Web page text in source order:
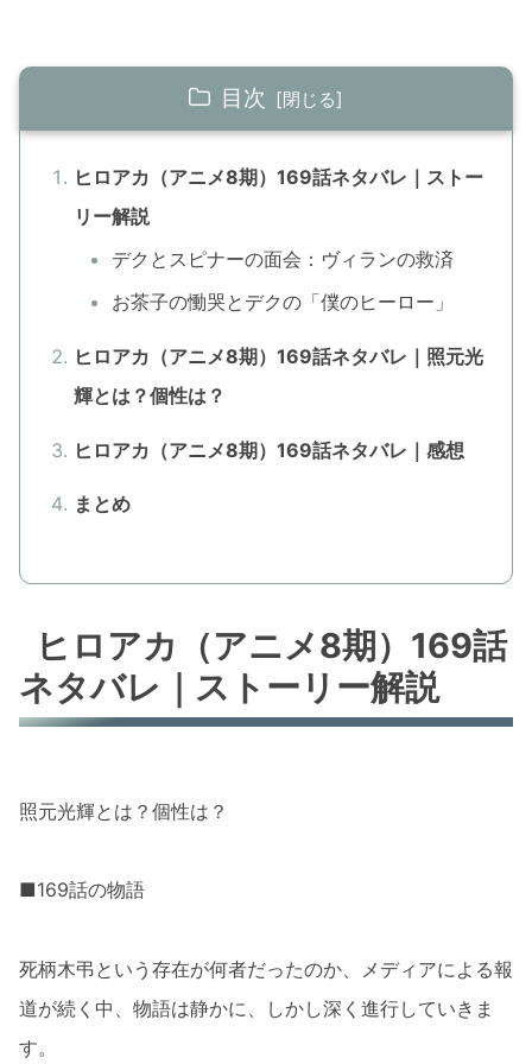
目次
ヒロアカ（アニメ8期）169話ネタバレ｜ストー
リー解説
デクとスピナーの面会：ヴィランの救済
お茶子の慟哭とデクの「僕のヒーロー」
ヒロアカ（アニメ8期）169話ネタバレ｜照元光
輝とは？個性は？
ヒロアカ（アニメ8期）169話ネタバレ｜感想
まとめ
ヒロアカ（アニメ8期）169話
ネタバレ｜ストーリー解説
照元光輝とは？個性は？
■169話の物語
死柄木弔という存在が何者だったのか、メディアによる報
道が続く中、物語は静かに、しかし深く進行していきま
す。